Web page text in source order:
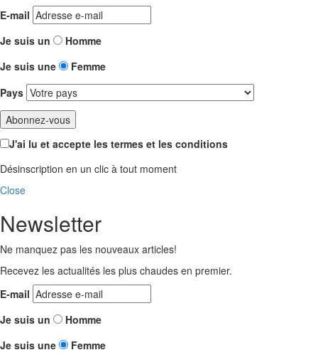
E-mail
Je suis un
Homme
Je suis une
Femme
Pays
J'ai lu et accepte les termes et les conditions
Désinscription en un clic à tout moment
Close
Newsletter
Ne manquez pas les nouveaux articles!
Recevez les actualités les plus chaudes en premier.
E-mail
Je suis un
Homme
Je suis une
Femme